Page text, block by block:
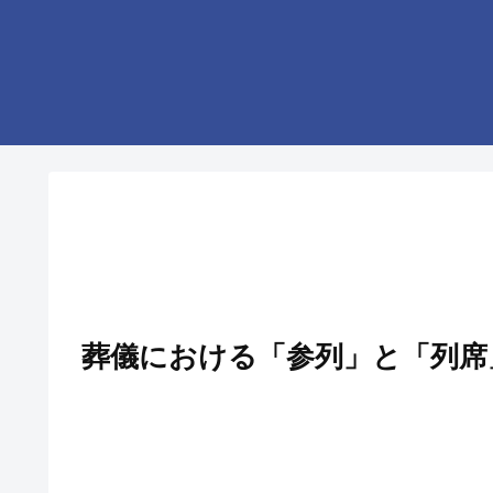
葬儀における「参列」と「列